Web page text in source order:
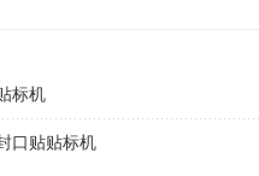
标机
口贴贴标机